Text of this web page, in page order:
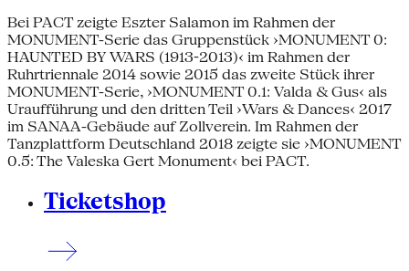
Bei PACT zeigte Eszter Salamon im Rahmen der
MONUMENT-Serie das Gruppenstück ›MONUMENT 0:
HAUNTED BY WARS (1913-2013)‹ im Rahmen der
Ruhrtriennale 2014 sowie 2015 das zweite Stück ihrer
MONUMENT-Serie, ›MONUMENT 0.1: Valda & Gus‹ als
Uraufführung und den dritten Teil ›Wars & Dances‹ 2017
im SANAA-Gebäude auf Zollverein. Im Rahmen der
Tanzplattform Deutschland 2018 zeigte sie ›MONUMENT
0.5: The Valeska Gert Monument‹ bei PACT.
Ticketshop